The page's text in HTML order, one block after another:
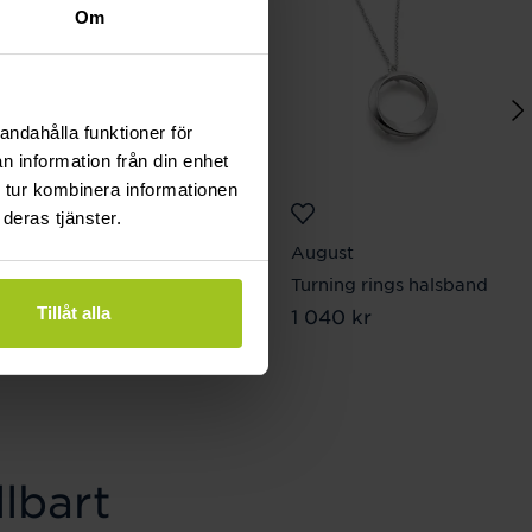
Om
funktioner för
information från din enhet
kombinera informationen
tjänster.
Tillåt alla
One petite förgyllt
halsband
Pris:980 kr
980 kr
August
Turning rings halsband
Pris:1 040 kr
1 040 kr